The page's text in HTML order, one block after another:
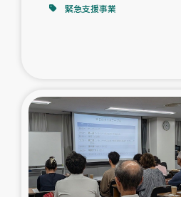
仮設住宅生活支援
漁業復興
インターン・ボラ
緊急支援事業